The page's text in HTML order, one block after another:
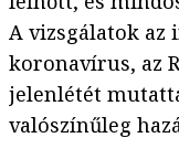
A vizsgálatok
koronavírus, az
jelenlétét
valószínűleg